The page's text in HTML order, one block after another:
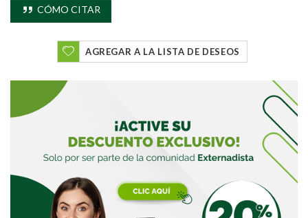
Buscar
Buscar
CÓMO CITAR
AGREGAR A LA LISTA DE DESEOS